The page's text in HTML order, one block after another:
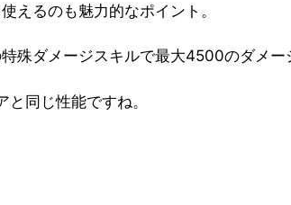
えるのも魅力的なポイント。
殊ダメージスキルで最大4500のダメー
同じ性能ですね。